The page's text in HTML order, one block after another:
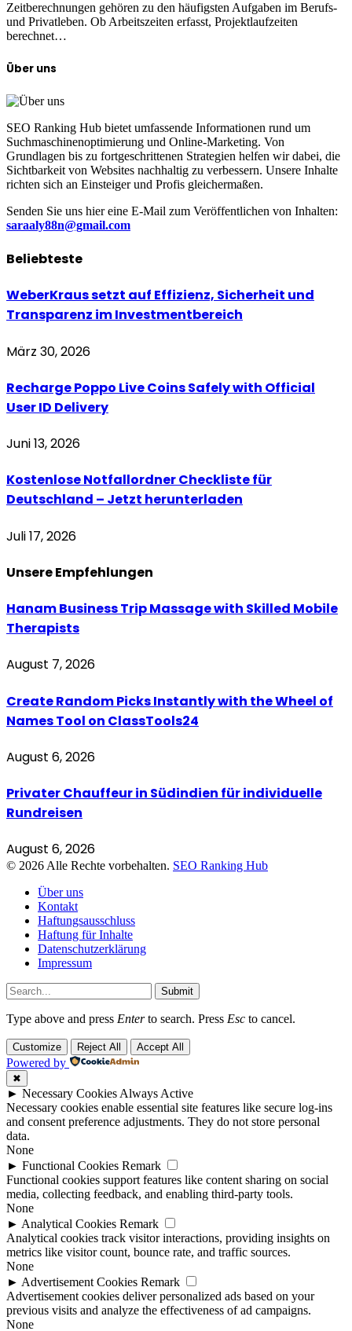
Zeitberechnungen gehören zu den häufigsten Aufgaben im Berufs-
und Privatleben. Ob Arbeitszeiten erfasst, Projektlaufzeiten
berechnet…
Über uns
SEO Ranking Hub bietet umfassende Informationen rund um
Suchmaschinenoptimierung und Online-Marketing. Von
Grundlagen bis zu fortgeschrittenen Strategien helfen wir dabei, die
Sichtbarkeit von Websites nachhaltig zu verbessern. Unsere Inhalte
richten sich an Einsteiger und Profis gleichermaßen.
Senden Sie uns hier eine E-Mail zum Veröffentlichen von Inhalten:
saraaly88n@gmail.com
Beliebteste
WeberKraus setzt auf Effizienz, Sicherheit und
Transparenz im Investmentbereich
März 30, 2026
Recharge Poppo Live Coins Safely with Official
User ID Delivery
Juni 13, 2026
Kostenlose Notfallordner Checkliste für
Deutschland – Jetzt herunterladen
Juli 17, 2026
UnsereEmpfehlungen
Hanam Business Trip Massage with Skilled Mobile
Therapists
August 7, 2026
Create Random Picks Instantly with the Wheel of
Names Tool on ClassTools24
August 6, 2026
Privater Chauffeur in Südindien für individuelle
Rundreisen
August 6, 2026
© 2026 Alle Rechte vorbehalten. SEO Ranking Hub
Über uns
Kontakt
Haftungsausschluss
Haftung für Inhalte
Datenschutzerklärung
Impressum
Submit
Type above and press Enterto search. Press Esc to cancel.
Customize Reject All Accept All
Powered by
✖
► Necessary CookiesAlways Active
Necessary cookies enable essential site features like secure log-ins
and consent preference adjustments. They do not store personal
data.
None
► Functional Cookies Remark
Functional cookies support features like content sharing on social
media, collecting feedback, and enabling third-party tools.
None
► Analytical Cookies Remark
Analytical cookies track visitor interactions, providing insights on
metrics like visitor count, bounce rate, and traffic sources.
None
► Advertisement Cookies Remark
Advertisement cookies deliver personalized ads based on your
previous visits and analyze the effectiveness of ad campaigns.
None